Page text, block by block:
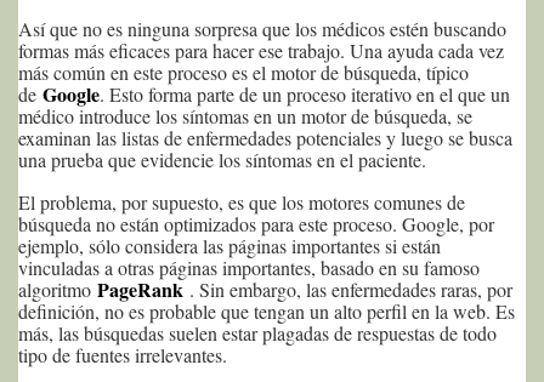
Así que no es ninguna sorpresa que los médicos estén buscando
formas más eficaces para hacer ese trabajo. Una ayuda cada vez
más común en este proceso es el motor de búsqueda, típico
de Google. Esto forma parte de un proceso iterativo en el que un
médico introduce los síntomas en un motor de búsqueda, se
examinan las listas de enfermedades potenciales y luego se busca
una prueba que evidencie los síntomas en el paciente.
El problema, por supuesto, es que los motores comunes de
búsqueda no están optimizados para este proceso. Google, por
ejemplo, sólo considera las páginas importantes si están
vinculadas a otras páginas importantes, basado en su famoso
algoritmo PageRank. Sin embargo, las enfermedades raras, por
definición, no es probable que tengan un alto perfil en la web. Es
más, las búsquedas suelen estar plagadas de respuestas de todo
tipo de fuentes irrelevantes.